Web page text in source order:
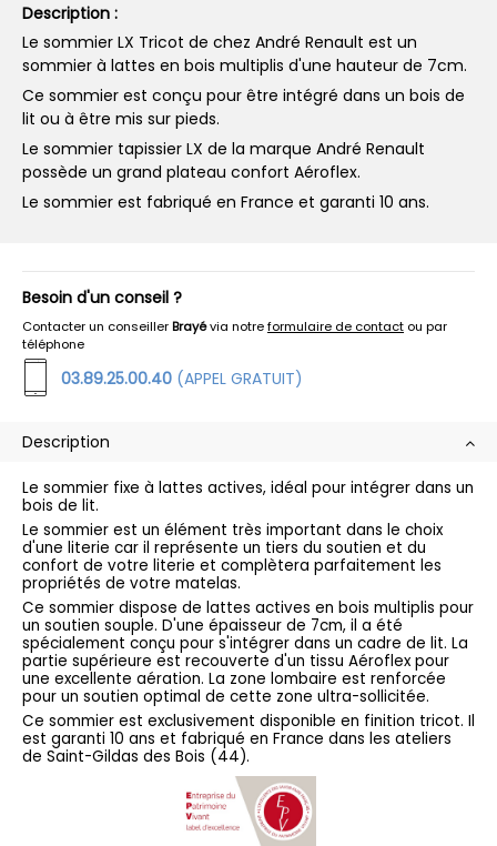
Description :
Le sommier LX Tricot de chez André Renault est un
sommier à lattes en bois multiplis d'une hauteur de 7cm.
Ce sommier est conçu pour être intégré dans un bois de
lit ou à être mis sur pieds.
Le sommier tapissier LX de la marque André Renault
possède un grand plateau confort Aéroflex.
Le sommier est fabriqué en France et garanti 10 ans.
Besoin d'un conseil ?
Contacter un conseillerBrayévia notreformulaire de contact ou par
téléphone
03.89.25.00.40 (APPEL GRATUIT)
Description
Le sommier fixe à lattes actives, idéal pour intégrer dans un
bois de lit.
Le sommier est un élément très important dans le choix
d'une literie car il représente un tiers du soutien et du
confort de votre literie et complètera parfaitement les
propriétés de votre matelas.
Ce sommier dispose de lattes actives en bois multiplis pour
un soutien souple. D'une épaisseur de 7cm, il a été
spécialement conçu pour s'intégrer dans un cadre de lit. La
partie supérieure est recouverte d'un tissu Aéroflex pour
une excellente aération. La zone lombaire est renforcée
pour un soutien optimal de cette zone ultra-sollicitée.
Ce sommier est exclusivement disponible en finition tricot. Il
est garanti 10 ans et fabriqué en France dans les ateliers
de Saint-Gildas des Bois (44).